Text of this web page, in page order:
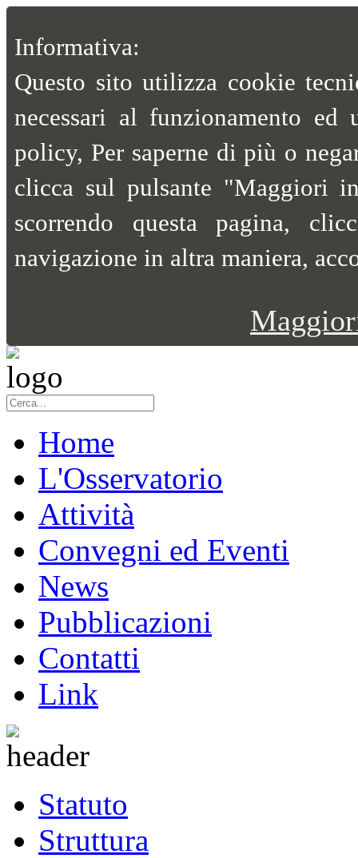
Informativa:
Questo sito utilizza cookie
necessari al funzionamento
policy, Per saperne di più o
clicca sul pulsante "Maggiori
scorrendo questa pagina,
navigazione in altra maniera,
Home
L'Osservatorio
Attività
Convegni ed Eventi
News
Pubblicazioni
Contatti
Link
Statuto
Struttura